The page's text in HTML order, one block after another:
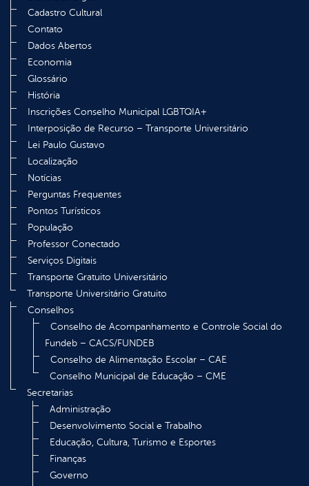
Cadastro Cultural
Contato
Dados Abertos
Economia
Glossário
História
Inscrições Conselho Municipal LGBTQIA+
Interposição de Recurso – Transporte Universitário
Lei Paulo Gustavo
Localização
Notícias
Perguntas Frequentes
Pontos Turísticos
População
Professor Conectado
Serviços Digitais
Transporte Gratuito Universitário
Transporte Universitário Gratuito
Conselhos
Conselho de Acompanhamento e Controle Social do
Fundeb – CACS/FUNDEB
Conselho de Alimentação Escolar – CAE
Conselho Municipal de Educação – CME
Secretarias
Administração
Desenvolvimento Social e Trabalho
Educação, Cultura, Turismo e Esportes
Finanças
Governo